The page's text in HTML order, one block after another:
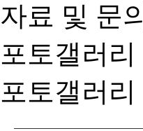
자료 및 문
포토갤러리
포토갤러리